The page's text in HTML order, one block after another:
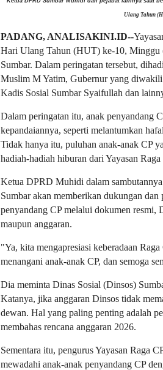
Ulang Tahun
PADANG, ANALISAKINI.ID--
Hari Ulang Tahun (HUT) ke-10, Minggu
Sumbar. Dalam peringatan tersebut,
Muslim M Yatim, Gubernur yang
Kadis Sosial Sumbar Syaifullah dan
Dalam peringatan itu, anak penyandang
kepandaiannya, seperti melantumkan
Tidak hanya itu, puluhan anak-anak CP
hadiah-hadiah hiburan dari Yayasan Raga
Ketua DPRD Muhidi dalam
Sumbar akan memberikan dukungan
penyandang CP melalui dokumen
maupun anggaran.
"Ya, kita mengapresiasi keberadaan
menangani anak-anak CP, dan semoga
Dia meminta Dinas Sosial (Dinsos)
Katanya, jika anggaran Dinsos tidak
dewan. Hal yang paling penting adalah
membahas rencana anggaran 2026.
Sementara itu, pengurus Yayasan Raga
mewadahi anak-anak penyandang CP